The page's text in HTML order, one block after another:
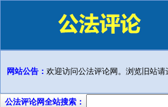
网站公告： 欢迎访问公法评论网。浏览旧站请
公法评论网全站搜索：